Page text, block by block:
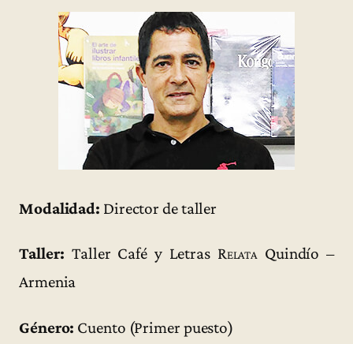
Modalidad: Director de taller
Taller: Taller Café y Letras Relata Quindío –
Armenia
Género: Cuento (Primer puesto)